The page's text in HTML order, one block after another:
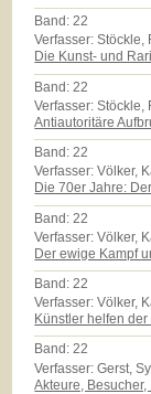
Band:22
Verfasser: Stöckle,
Die Kunst- und
Band: 22
Verfasser: Stöckle,
Antiautoritäre
Band:22
Verfasser: Völker,
Die 70er Jahre:
Band: 22
Verfasser: Völker,
Der ewige Kampf
Band:22
Verfasser: Völker,
Künstler helfen
Band:22
Verfasser: Gerst,
Akteure,